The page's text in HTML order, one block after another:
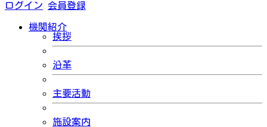
ログイン 会員登録
機関紹介
挨拶
沿革
主要活動
施設案内